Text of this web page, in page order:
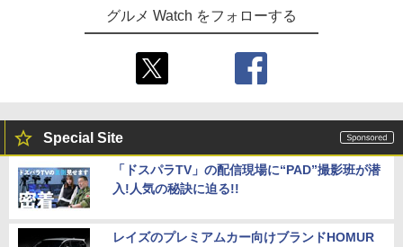
グルメ Watch をフォローする
Special Site
「ドスパラTV」の配信現場に“PAD”撮影班が潜
入!人気の秘訣に迫る!!
レイズのプレミアムカー向けブランドHOMUR